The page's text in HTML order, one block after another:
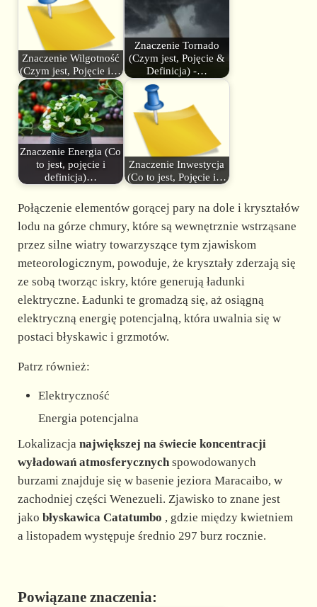
Znaczenie Wilgotność
(Czym jest, Pojęcie i…
Znaczenie Tornado
(Czym jest, Pojęcie &
Definicja) -…
Znaczenie Energia (Co
to jest, pojęcie i
definicja)…
Znaczenie Inwestycja
(Co to jest, Pojęcie i…
Połączenie elementów gorącej pary na dole i kryształów
lodu na górze chmury, które są wewnętrznie wstrząsane
przez silne wiatry towarzyszące tym zjawiskom
meteorologicznym, powoduje, że kryształy zderzają się
ze sobą tworząc iskry, które generują ładunki
elektryczne. Ładunki te gromadzą się, aż osiągną
elektryczną energię potencjalną, która uwalnia się w
postaci błyskawic i grzmotów.
Patrz również:
Elektryczność
Energia potencjalna
Lokalizacja największej na świecie koncentracji
wyładowań atmosferycznychspowodowanych
burzami znajduje się w basenie jeziora Maracaibo, w
zachodniej części Wenezueli. Zjawisko to znane jest
jako błyskawica Catatumbo , gdzie między kwietniem
a listopadem występuje średnio 297 burz rocznie.
Powiązane znaczenia: